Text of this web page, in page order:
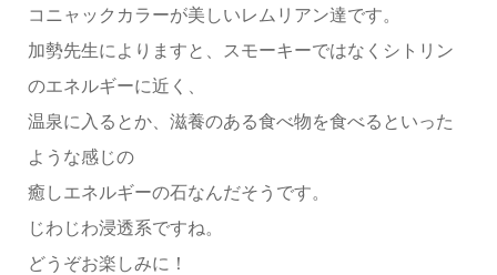
コニャックカラーが美しいレムリアン達です。
加勢先生によりますと、スモーキーではなくシトリン
のエネルギーに近く、
温泉に入るとか、滋養のある食べ物を食べるといった
ような感じの
癒しエネルギーの石なんだそうです。
じわじわ浸透系ですね。
どうぞお楽しみに！